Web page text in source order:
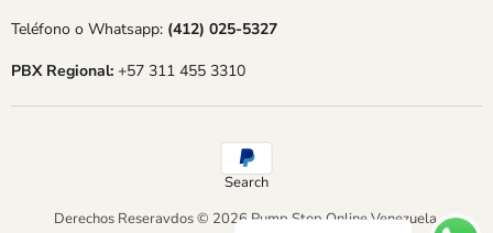
Teléfono o Whatsapp: (412) 025-5327
PBX Regional: +57 311 455 3310
Search
Derechos Reseravdos © 2026 Pump Stop Online Venezuela.